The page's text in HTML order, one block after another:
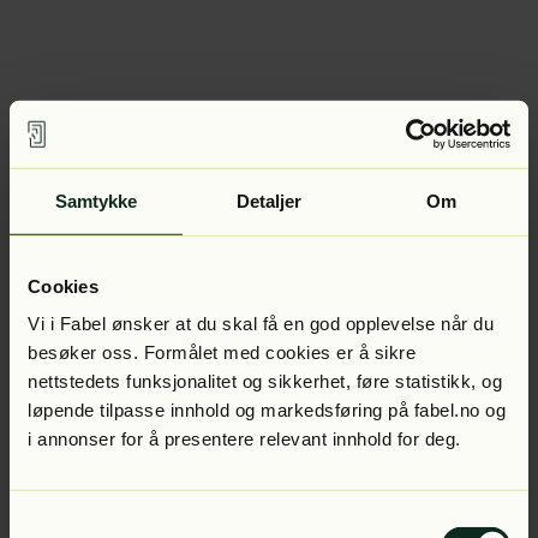
Samtykke Detaljer Om
Cookies
Vi i Fabel ønsker at du skal få en god opplevelse når du
besøker oss. Formålet med cookies er å sikre
nettstedets funksjonalitet og sikkerhet, føre statistikk, og
løpende tilpasse innhold og markedsføring på fabel.no og
i annonser for å presentere relevant innhold for deg.